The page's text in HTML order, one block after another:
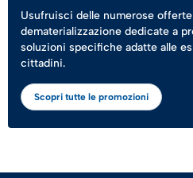
Usufruisci delle numerose
dematerializzazione dedicate a
soluzioni specifiche adatte alle
cittadini.
Scopri tutte le promozioni